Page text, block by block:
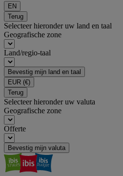
EN
Terug
Selecteer hieronder uw land en taal
Geografische zone
Land/regio-taal
Bevestig mijn land en taal
EUR (€)
Terug
Selecteer hieronder uw valuta
Geografische zone
Offerte
Bevestig mijn valuta